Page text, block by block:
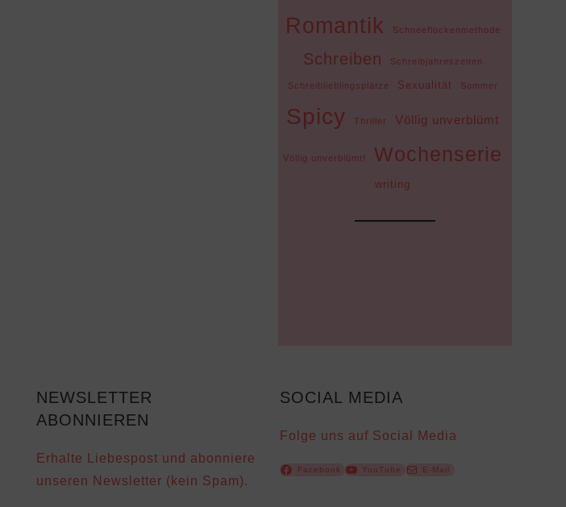
Romantik Schneeflockenmethode
Schreiben Schreibjahreszeiten
Schreiblieblingsplätze Sexualität Sommer
Spicy Thriller Völlig unverblümt
Völlig unverblümt! Wochenserie
writing
NEWSLETTER
ABONNIEREN
Erhalte Liebespost und abonniere
unseren Newsletter (kein Spam).
SOCIAL MEDIA
Folge uns auf Social Media
Facebook YouTube E-Mail